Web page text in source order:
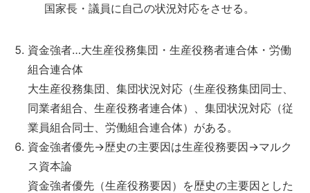
国家長・議員に自己の状況対応をさせる。
資金強者…大生産役務集団・生産役務者連合体・労働
組合連合体
大生産役務集団、集団状況対応（生産役務集団同士、
同業者組合、生産役務者連合体）、集団状況対応（従
業員組合同士、労働組合連合体）がある。
資金強者優先→歴史の主要因は生産役務要因→マルク
ス資本論
資金強者優先（生産役務要因）を歴史の主要因とした